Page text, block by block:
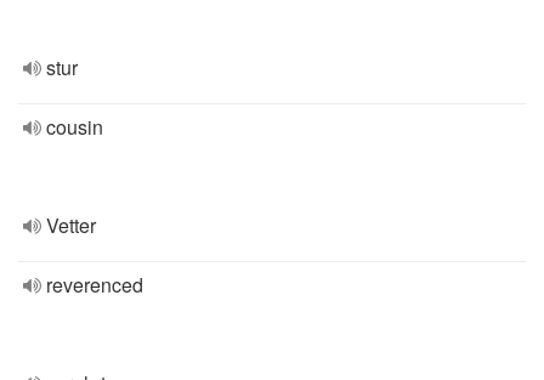
stur
cousin
Vetter
reverenced